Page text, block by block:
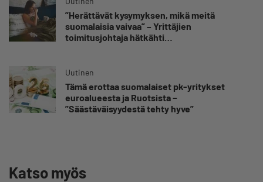
”Herättävät kysymyksen, mikä meitä
suomalaisia vaivaa” – Yrittäjien
toimitusjohtaja hätkähti
Uutinen
Tämä erottaa suomalaiset pk-yritykset
euroalueesta ja Ruotsista −
”Säästäväisyydestä tehty hyve”
Katso myös